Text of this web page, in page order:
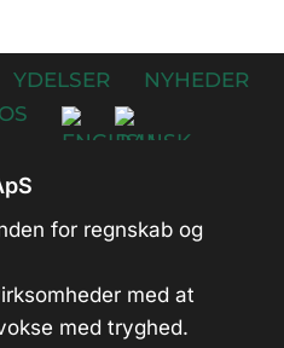
YDELSER
NYHEDER
for regnskab og
med at
med tryghed.